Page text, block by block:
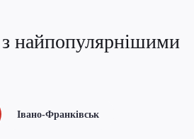
найпопулярнішими
Івано-Франківськ